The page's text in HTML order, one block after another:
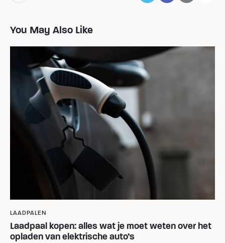
You May Also Like
LAADPALEN
Laadpaal kopen: alles wat je moet weten over het
opladen van elektrische auto’s